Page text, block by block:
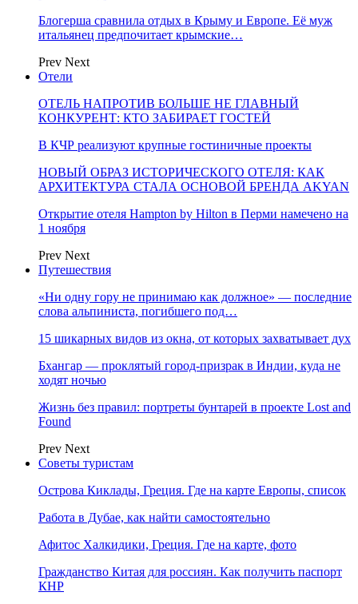
Блогерша сравнила отдых в Крыму и Европе. Её муж
итальянец предпочитает крымские…
Prev Next
Отели
ОТЕЛЬ НАПРОТИВ БОЛЬШЕ НЕ ГЛАВНЫЙ
КОНКУРЕНТ: КТО ЗАБИРАЕТ ГОСТЕЙ
В КЧР реализуют крупные гостиничные проекты
НОВЫЙ ОБРАЗ ИСТОРИЧЕСКОГО ОТЕЛЯ: КАК
АРХИТЕКТУРА СТАЛА ОСНОВОЙ БРЕНДА AKYAN
Открытие отеля Hampton by Hilton в Перми намечено на
1 ноября
Prev Next
Путешествия
«Ни одну гору не принимаю как должное» — последние
слова альпиниста, погибшего под…
15 шикарных видов из окна, от которых захватывает дух
Бхангар — проклятый город-призрак в Индии, куда не
ходят ночью
Жизнь без правил: портреты бунтарей в проекте Lost and
Found
Prev Next
Советы туристам
Острова Киклады, Греция. Где на карте Европы, список
Работа в Дубае, как найти самостоятельно
Афитос Халкидики, Греция. Где на карте, фото
Гражданство Китая для россиян. Как получить паспорт
КНР